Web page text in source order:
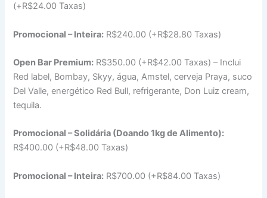
(+R$24.00 Taxas)
Promocional – Inteira: R$240.00 (+R$28.80 Taxas)
Open Bar Premium: R$350.00 (+R$42.00 Taxas) – Inclui
Red label, Bombay, Skyy, água, Amstel, cerveja Praya, suco
Del Valle, energético Red Bull, refrigerante, Don Luiz cream,
tequila.
Promocional – Solidária (Doando 1kg de Alimento):
R$400.00 (+R$48.00 Taxas)
Promocional – Inteira: R$700.00 (+R$84.00 Taxas)